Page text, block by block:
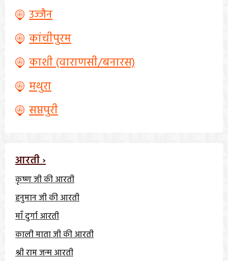
उज्जैन
कांचीपुरम
काशी (वाराणसी/बनारस)
मथुरा
सप्तपुरी
आरती ›
कृष्ण जी की आरती
हनुमान जी की आरती
माँ दुर्गा आरती
काली माता जी की आरती
श्री राम जन्म आरती